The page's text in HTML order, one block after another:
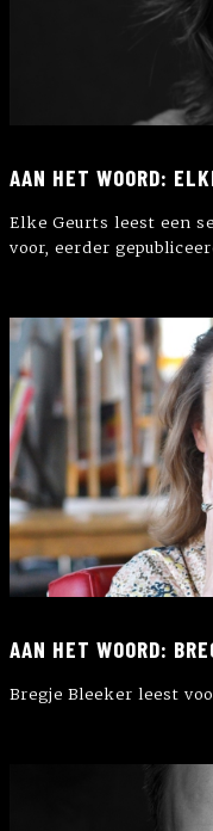
AAN HET WOORD:
Elke Geurts leest een
voor, eerder
AAN HET WOORD:
Bregje Bleeker leest